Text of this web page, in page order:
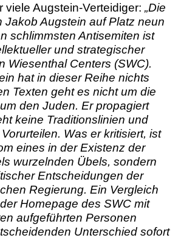
viele Augstein-Verteidiger: „Die
Jakob Augstein auf Platz neun
schlimmsten Antisemiten ist
und strategischer
Wiesenthal Centers (SWC).
hat in dieser Reihe nichts
Texten geht es nicht um die
den Juden. Er propagiert
keine Traditionslinien und
Was er kritisiert, ist
eines in der Existenz der
wurzelnden Übels, sondern
Entscheidungen der
Regierung. Ein Vergleich
Homepage des SWC mit
aufgeführten Personen
Unterschied sofort